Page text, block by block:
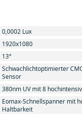
0,0002 Lux
1920x1080
13°
Schwachlichtoptimierter
Sensor
380nm UV mit 8
Eomax-Schnellspanner mit
Haltbarkeit